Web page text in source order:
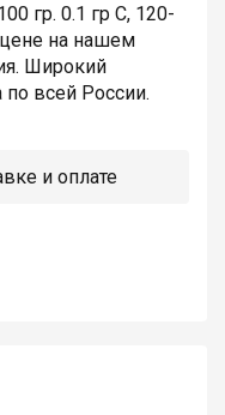
гр. 0.1 гр С, 120-
на нашем
Широкий
по всей России.
и оплате